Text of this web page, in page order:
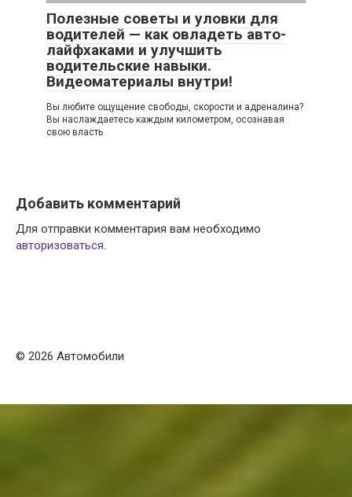
Полезные советы и уловки для
водителей — как овладеть авто-
лайфхаками и улучшить
водительские навыки.
Видеоматериалы внутри!
Вы любите ощущение свободы, скорости и адреналина?
Вы наслаждаетесь каждым километром, осознавая
свою власть
Добавить комментарий
Для отправки комментария вам необходимо
авторизоваться.
© 2026 Автомобили